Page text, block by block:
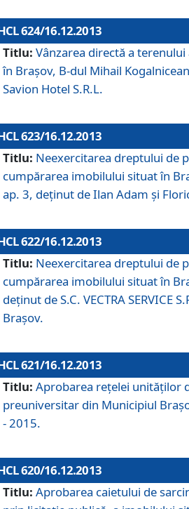
624/16.12.2013
Titlu: Vânzarea directă a
în Braşov, B-dul Mihail
Savion Hotel S.R.L.
623/16.12.2013
Titlu: Neexercitarea dreptului de
cumpărarea imobilului situat în
ap. 3, deţinut de Ilan Adam şi
622/16.12.2013
Titlu: Neexercitarea dreptului de
cumpărarea imobilului situat în
deţinut de S.C. VECTRA SERVICE
Braşov.
621/16.12.2013
Titlu: Aprobarea reţelei unităţilor
preuniversitar din Municipiul
- 2015.
620/16.12.2013
Titlu: Aprobarea caietului de